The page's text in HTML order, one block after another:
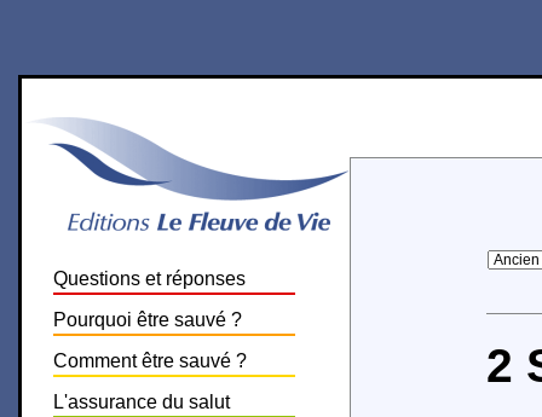
Questions et réponses
Pourquoi être sauvé ?
Comment être sauvé ?
L'assurance du salut
2